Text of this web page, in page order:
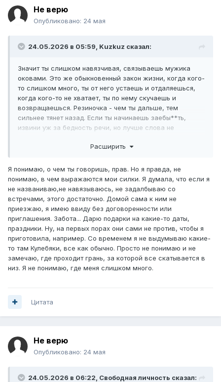
Не верю
Опубликовано: 24 мая
24.05.2026 в 05:59, Kuzkuz сказал:
Значит ты слишком навязчивая, связываешь мужика
оковами. Это же обыкновенный закон жизни, когда кого-
то слишком много, ты от него устаешь и отдаляешься,
когда кого-то не хватает, ты по нему скучаешь и
возвращаешься. Резиночка - чем ты дальше, тем
сильнее тянет назад. Если ты начинаешь заебы**ть,
извини уж за бедность речи, но лучше слова не
быть самостоятельным и свободным, он от тебя сбегает.
одна подруга, от которой вот точно так же мужики
сбегают, потому как она поймав их в силки, начинает
своими силками любви, заботы, обязанностями их
душить.
Расширить
Я понимаю, о чем ты говоришь, прав. Но я правда, не
понимаю, в чем выражаются мои силки. Я думала, что если я
не названиваю,не навязываюсь, не задалбываю со
встречами, этого достаточно. Домой сама к ним не
приезжаю, я имею ввиду без договоренности или
приглашения. Забота... Дарю подарки на какие-то даты,
праздники. Ну, на первых порах они сами не против, чтобы я
приготовила, например. Со временем я не выдумываю какие-
то там Кулебяки, все как обычно. Просто не понимаю и не
замечаю, где проходит грань, за которой все скатывается в
низ. Я не понимаю, где меня слишком много.
Цитата
Не верю
Опубликовано: 24 мая
24.05.2026 в 06:22, Свободная личность сказал: